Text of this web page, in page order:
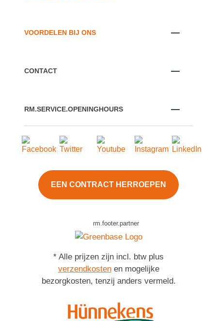
VOORDELEN BIJ ONS
CONTACT
RM.SERVICE.OPENINGHOURS
EEN CONTRACT HERROEPEN
rm.footer.partner
* Alle prijzen zijn incl. btw plus
verzendkostenen mogelijke
bezorgkosten, tenzij anders vermeld.